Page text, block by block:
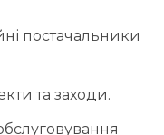
постачальники
та заходи.